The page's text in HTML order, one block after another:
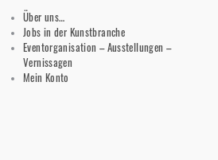
Über uns…
Jobs in der Kunstbranche
Eventorganisation – Ausstellungen –
Vernissagen
Mein Konto